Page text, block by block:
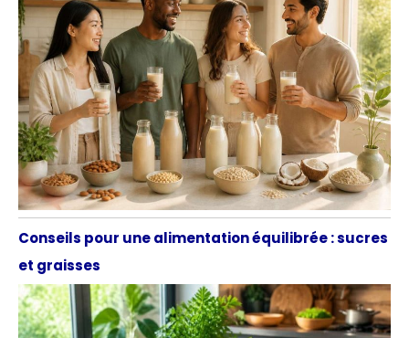
Conseils pour une alimentation équilibrée : sucres
et graisses